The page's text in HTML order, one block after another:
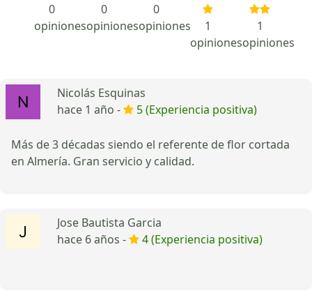
0
opiniones
0
opiniones
0
opiniones
1
opiniones
1
opiniones
Nicolás Esquinas
hace 1 año -
5 (Experiencia positiva)
Más de 3 décadas siendo el referente de flor cortada
en Almería. Gran servicio y calidad.
Jose Bautista Garcia
hace 6 años -
4 (Experiencia positiva)